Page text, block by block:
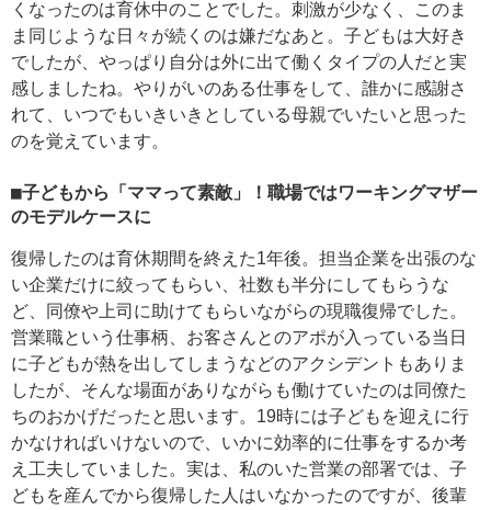
くなったのは育休中のことでした。刺激が少なく、このま
ま同じような日々が続くのは嫌だなあと。子どもは大好き
でしたが、やっぱり自分は外に出て働くタイプの人だと実
感しましたね。やりがいのある仕事をして、誰かに感謝さ
れて、いつでもいきいきとしている母親でいたいと思った
のを覚えています。
■子どもから「ママって素敵」！職場ではワーキングマザー
のモデルケースに
復帰したのは育休期間を終えた1年後。担当企業を出張のな
い企業だけに絞ってもらい、社数も半分にしてもらうな
ど、同僚や上司に助けてもらいながらの現職復帰でした。
営業職という仕事柄、お客さんとのアポが入っている当日
に子どもが熱を出してしまうなどのアクシデントもありま
したが、そんな場面がありながらも働けていたのは同僚た
ちのおかげだったと思います。19時には子どもを迎えに行
かなければいけないので、いかに効率的に仕事をするか考
え工夫していました。実は、私のいた営業の部署では、子
どもを産んでから復帰した人はいなかったのですが、後輩